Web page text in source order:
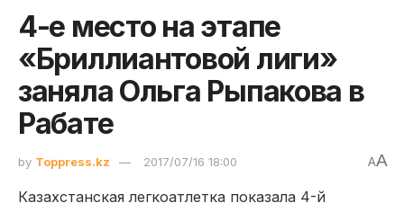
4-е место на этапе
«Бриллиантовой лиги»
заняла Ольга Рыпакова в
Рабате
by Toppress.kz 2017/07/16 18:00 AA
Казахстанская легкоатлетка показала 4-й